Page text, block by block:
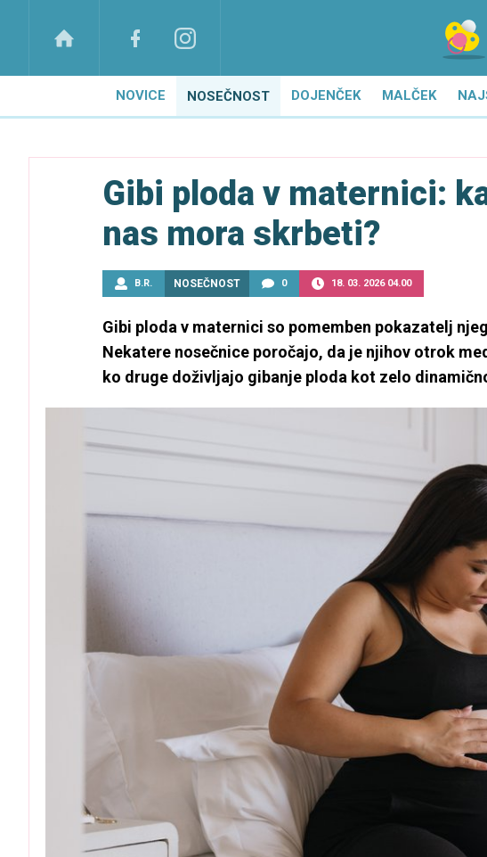
NOVICE NOSEČNOST DOJENČEK MALČEK
Gibi ploda v maternici:
nas mora skrbeti?
B.R. NOSEČNOST 0 18. 03. 2026 04.00
Gibi ploda v maternici so pomemben pokazatelj
Nekatere nosečnice poročajo, da je njihov otrok
ko druge doživljajo gibanje ploda kot zelo